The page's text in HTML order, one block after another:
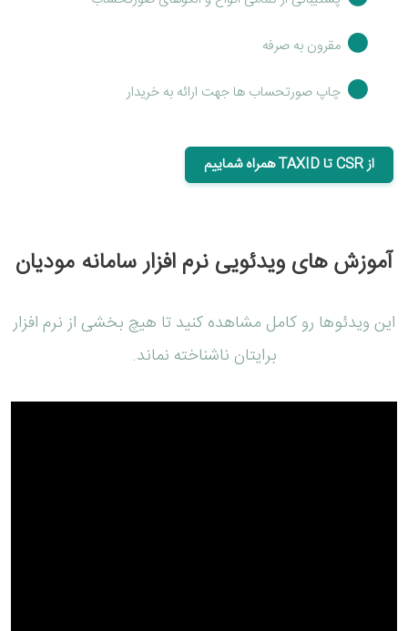
مقرون به صرفه
چاپ صورتحساب ها جهت ارائه به خریدار
از CSR تا TAXID همراه شماییم
آموزش های ویدئویی نرم افزار سامانه مودیان
این ویدئوها رو کامل مشاهده کنید تا هیچ بخشی از نرم افزار
برایتان ناشناخته نماند.